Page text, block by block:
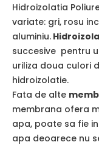
Hidroizolatia
variate: gri, rosu
aluminiu.
succesive pentru
uriliza doua culori
hidroizolatie.
Fata de alte
membrana ofera
apa, poate sa fie
apa deoarece nu